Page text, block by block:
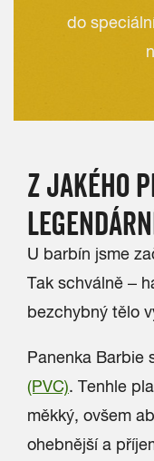
do
Z JAKÉHO
U barbín jsme
Tak schválně –
bezchybný tělo
Panenka Barbie
(PVC). Tenhle
měkký, ovšem
ohebnější a